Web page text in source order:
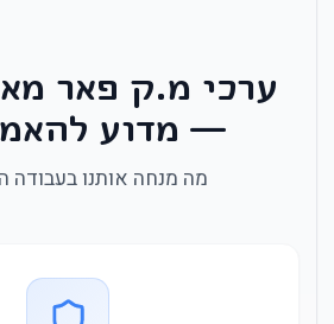
ערכי מ.ק פאר
— מדוע
מה מנחה אותנו בעבודה